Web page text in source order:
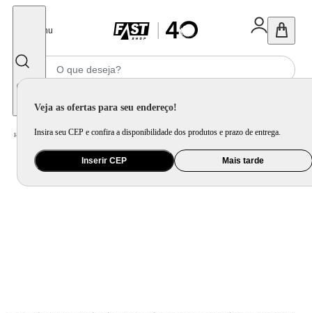
Menu
Veja as ofertas para seu endereço!
Insira seu CEP e confira a disponibilidade dos produtos e prazo de entrega.
Inserir CEP Mais tarde
Home Saúde e Beleza / Cuidado Pessoal / Secador de Cabelo